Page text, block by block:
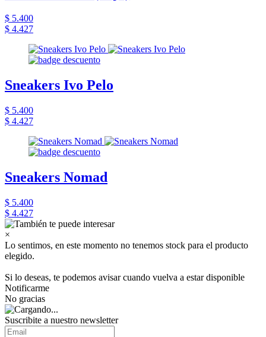
$ 5.400
$ 4.427
Sneakers Ivo Pelo
$ 5.400
$ 4.427
Sneakers Nomad
$ 5.400
$ 4.427
×
Lo sentimos, en este momento no tenemos stock para el producto
elegido.
Si lo deseas, te podemos avisar cuando vuelva a estar disponible
Notificarme
No gracias
Suscribite a nuestro newsletter